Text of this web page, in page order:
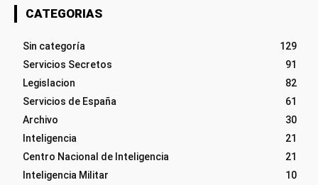
CATEGORIAS
Sin categoría
129
Servicios Secretos
91
Legislacion
82
Servicios de España
61
Archivo
30
Inteligencia
21
Centro Nacional de Inteligencia
21
Inteligencia Militar
10